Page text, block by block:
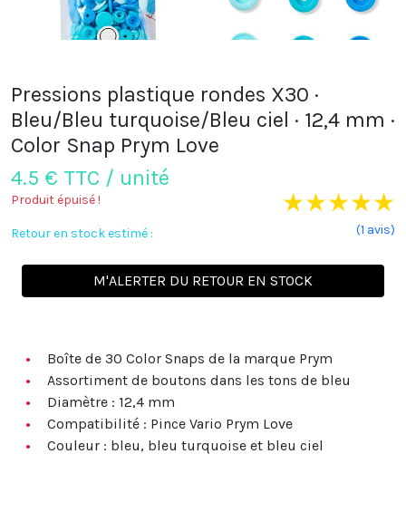
Pressions plastique rondes X30 ·
Bleu/Bleu turquoise/Bleu ciel · 12,4 mm ·
Color Snap Prym Love
4.5 € TTC / unité
★★★★★
(1 avis)
Produit épuisé !
Retour en stock estimé :
M'ALERTER DU RETOUR EN STOCK
Boîte de 30 Color Snaps de la marque Prym
Assortiment de boutons dans les tons de bleu
Diamètre : 12,4 mm
Compatibilité : Pince Vario Prym Love
Couleur : bleu, bleu turquoise et bleu ciel